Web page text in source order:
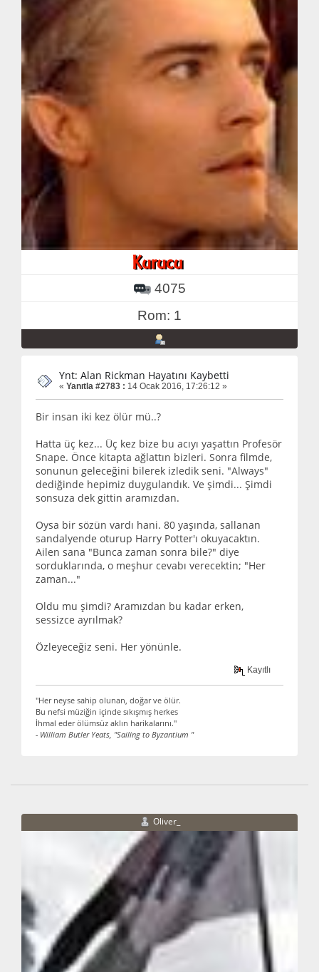
4075
Rom: 1
Ynt: Alan Rickman Hayatını Kaybetti
« Yanıtla #2783 : 14 Ocak 2016, 17:26:12 »
Bir insan iki kez ölür mü..?
Hatta üç kez... Üç kez bize bu acıyı yaşattın Profesör
Snape. Önce kitapta ağlattın bizleri. Sonra filmde,
sonunun geleceğini bilerek izledik seni. "Always"
dediğinde hepimiz duygulandık. Ve şimdi... Şimdi
sonsuza dek gittin aramızdan.
Oysa bir sözün vardı hani. 80 yaşında, sallanan
sandalyende oturup Harry Potter'ı okuyacaktın.
Ailen sana "Bunca zaman sonra bile?" diye
sorduklarında, o meşhur cevabı verecektin; "Her
zaman..."
Oldu mu şimdi? Aramızdan bu kadar erken,
sessizce ayrılmak?
Özleyeceğiz seni. Her yönünle.
Kayıtlı
"Her neyse sahip olunan, doğar ve ölür.
Bu nefsi müziğin içinde sıkışmış herkes
İhmal eder ölümsüz aklın harikalarını."
- William Butler Yeats, "Sailing to Byzantium "
Oliver_